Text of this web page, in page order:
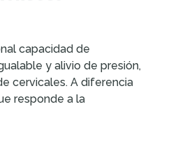
capacidad de
y alivio de presión,
cervicales. A diferencia
responde a la